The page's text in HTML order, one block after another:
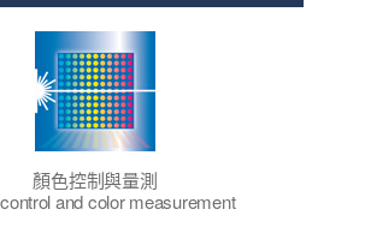
顏色控制與量測
and color measurement